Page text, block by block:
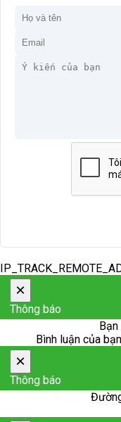
×
Thông báo
Bình luận của
×
Thông báo